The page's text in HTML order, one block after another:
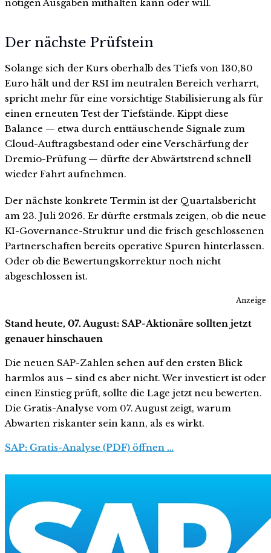
nötigen Ausgaben mithalten kann oder will.
Der nächste Prüfstein
Solange sich der Kurs oberhalb des Tiefs von 130,80
Euro hält und der RSI im neutralen Bereich verharrt,
spricht mehr für eine vorsichtige Stabilisierung als für
einen erneuten Test der Tiefstände. Kippt diese
Balance — etwa durch enttäuschende Signale zum
Cloud-Auftragsbestand oder eine Verschärfung der
Dremio-Prüfung — dürfte der Abwärtstrend schnell
wieder Fahrt aufnehmen.
Der nächste konkrete Termin ist der Quartalsbericht
am 23. Juli 2026. Er dürfte erstmals zeigen, ob die neue
KI-Governance-Struktur und die frisch geschlossenen
Partnerschaften bereits operative Spuren hinterlassen.
Oder ob die Bewertungskorrektur noch nicht
abgeschlossen ist.
Anzeige
Stand heute, 07. August: SAP-Aktionäre sollten jetzt
genauer hinschauen
Die neuen SAP-Zahlen sehen auf den ersten Blick
harmlos aus – sind es aber nicht. Wer investiert ist oder
einen Einstieg prüft, sollte die Lage jetzt neu bewerten.
Die Gratis-Analyse vom 07. August zeigt, warum
Abwarten riskanter sein kann, als es wirkt.
SAP: Gratis-Analyse (PDF) öffnen …